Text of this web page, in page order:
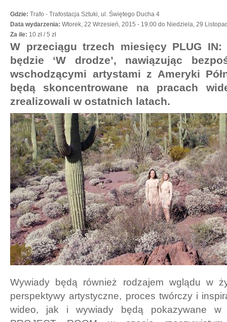
Gdzie: Trafo - Trafostacja Sztuki, ul. Świętego Ducha 4
Data wydarzenia: Wtorek, 22 Wrzesień, 2015 - 19:00 do Niedziela, 29
Za ile: 10 zł / 5 zł
W przeciągu trzech miesięcy PLUG IN:
będzie ‘W drodze’, nawiązując
wschodzącymi artystami z Ameryki
będą skoncentrowane na pracach
zrealizowali w ostatnich latach.
Wywiady będą również rodzajem wglądu w
perspektywy artystyczne, proces twórczy i
wideo, jak i wywiady będą pokazywane w